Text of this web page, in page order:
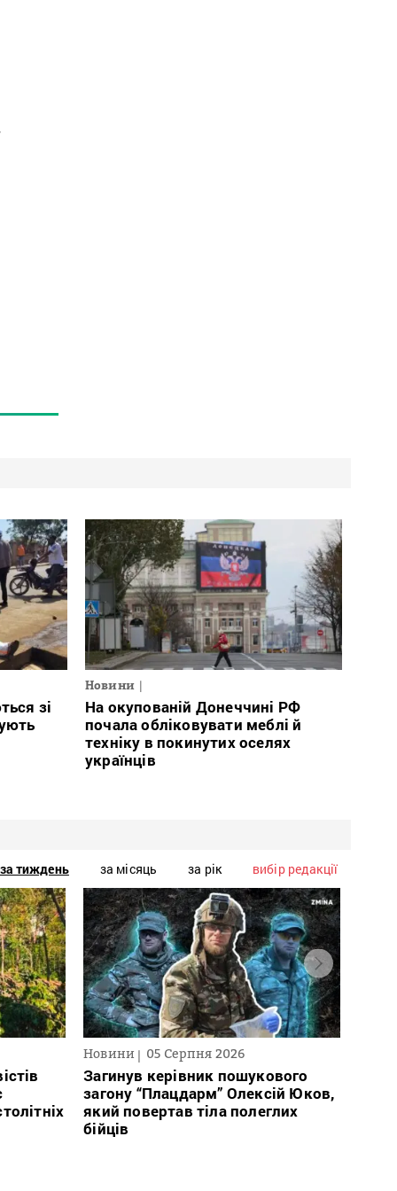
зі
Новини
На окупованій Донеччині РФ
почала обліковувати меблі й
техніку в покинутих оселях
українців
за тиждень за місяць за рік вибір редакції
Новини 05 Серпня 2026
Загинув керівник пошукового
загону “Плацдарм” Олексій Юков,
який повертав тіла полеглих
бійців